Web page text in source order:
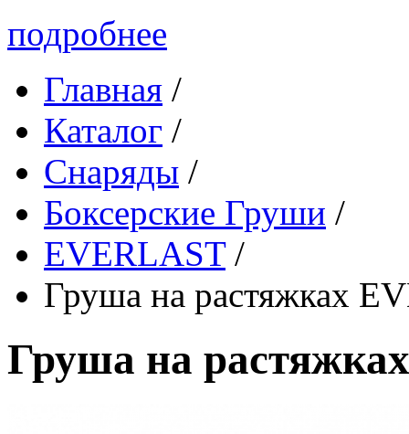
подробнее
Главная /
Каталог /
Снаряды /
Боксерские Груши /
EVERLAST/
Груша на растяжках
Груша на